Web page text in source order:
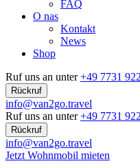
FAQ
O nas
Kontakt
News
Shop
Ruf uns an unter+49 7731
Rückruf
info@van2go.travel
Ruf uns an unter+49 7731
Rückruf
info@van2go.travel
Jetzt Wohnmobil mieten